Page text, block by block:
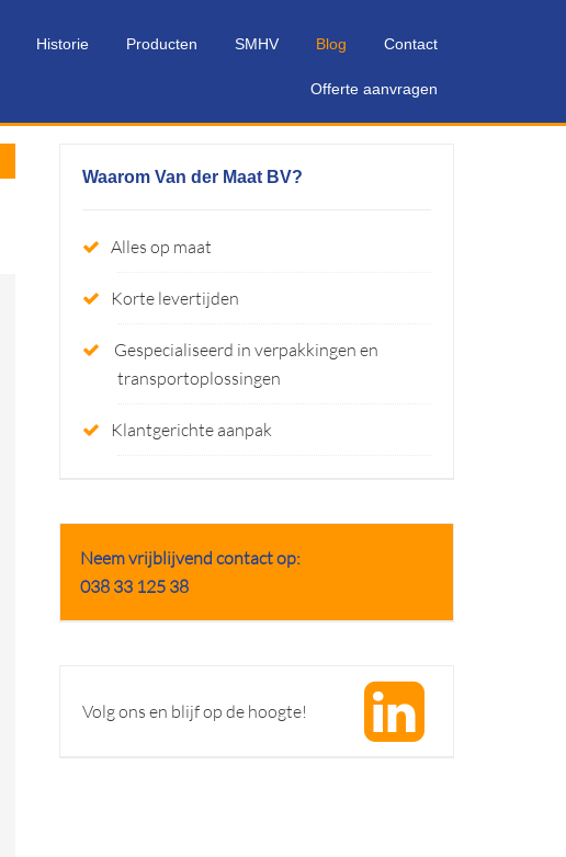
Historie Producten SMHV Blog Contact
Offerte aanvragen
Waarom Van der Maat BV?
Alles op maat
Korte levertijden
Gespecialiseerd in verpakkingen en
transportoplossingen
Klantgerichte aanpak
Neem vrijblijvend contact op:
038 33 125 38
Volg ons en blijf op de hoogte!